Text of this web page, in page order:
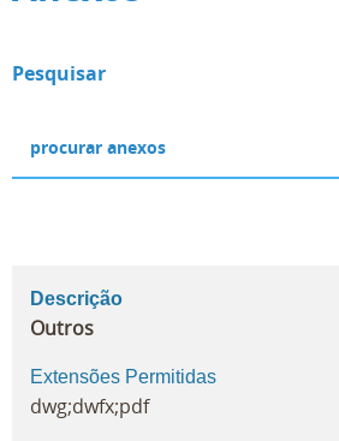
Pesquisar
Descrição
Outros
Extensões Permitidas
dwg;dwfx;pdf